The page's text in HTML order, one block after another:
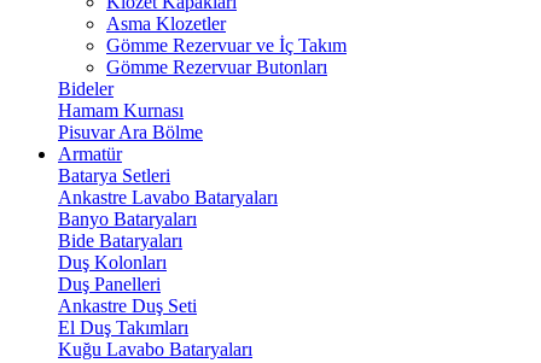
Asma Klozetler
Gömme Rezervuar ve İç Takım
Gömme Rezervuar Butonları
Bideler
Hamam Kurnası
Pisuvar Ara Bölme
Armatür
Batarya Setleri
Ankastre Lavabo Bataryaları
Banyo Bataryaları
Bide Bataryaları
Duş Kolonları
Duş Panelleri
Ankastre Duş Seti
El Duş Takımları
Kuğu Lavabo Bataryaları